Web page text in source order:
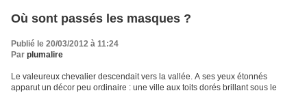
Où sont passés les masques ?
Publié le 20/03/2012 à 11:24
Par plumalire
Le valeureux chevalier descendait vers la vallée. A ses yeux étonnés
apparut un décor peu ordinaire : une ville aux toits dorés brillant sous le